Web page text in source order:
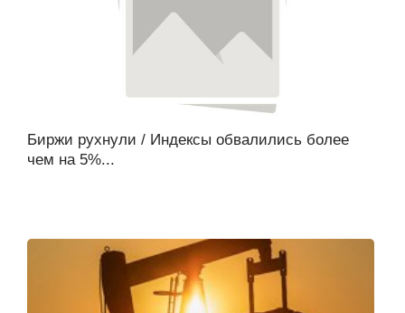
Биржи рухнули / Индексы обвалились более
чем на 5%...